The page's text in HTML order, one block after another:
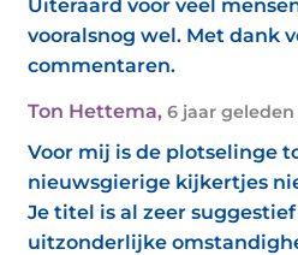
Uiteraard voor veel
vooralsnog wel. Met dank
commentaren.
Ton Hettema, 6 jaar geleden
Voor mij is de plotselinge
nieuwsgierige kijkertjes
Je titel is al zeer
uitzonderlijke